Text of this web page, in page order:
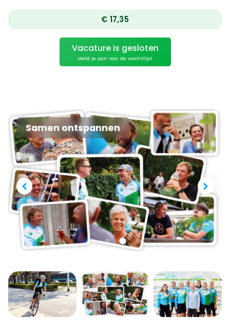
€ 17,35
Vacature is gesloten
Meld je aan voor de wachtlijst
Samen ontspannen